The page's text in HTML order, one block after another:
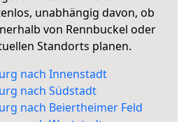
unabhängig davon, ob
von Rennbuckel oder
Standorts planen.
nach Innenstadt
nach Südstadt
nach Beiertheimer Feld